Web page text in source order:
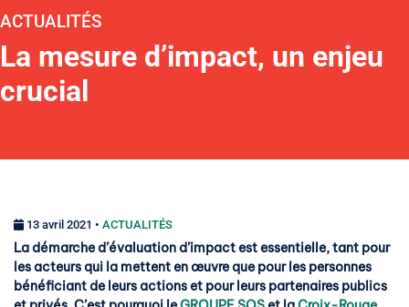
ACTUALITÉS
La mesure d’impact, un enjeu
crucial
13 avril 2021 • ACTUALITÉS
La démarche d’évaluation d’impact est essentielle, tant pour
les acteurs qui la mettent en œuvre que pour les personnes
bénéficiant de leurs actions et pour leurs partenaires publics